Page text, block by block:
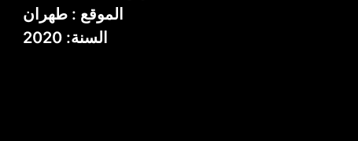
الموقع : طهران
السنة: 2020